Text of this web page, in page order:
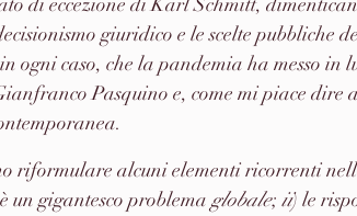
giuridico e le scelte pubbliche
ogni caso, che la pandemia ha messo in
Pasquino e, come mi piace dire
riformulare alcuni elementi ricorrenti
un gigantesco problema globale; ii) le